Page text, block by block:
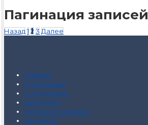
Пагинация записей
Назад 1 2 3 Далее
Главная
О компании
О продукции
Как купить
Интернет-магазин
Контакты